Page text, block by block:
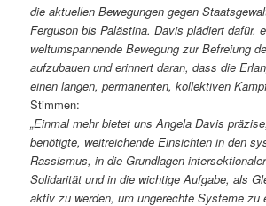
die aktuellen Bewegungen gegen
Ferguson bis Palästina. Davis plädiert dafür,
weltumspannende Bewegung zur Befreiung
aufzubauen und erinnert daran, dass die
einen langen, permanenten, kollektiven
Stimmen:
„Einmal mehr bietet uns Angela Davis
benötigte, weitreichende Einsichten in den
Rassismus, in die Grundlagen
Solidarität und in die wichtige Aufgabe, als
aktiv zu werden, um ungerechte Systeme zu